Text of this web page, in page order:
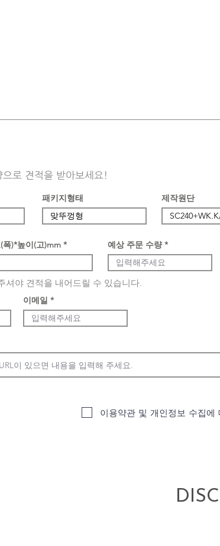
로 견적을 받아보세요!
패키지형태 제작원단
)*높이(고)mm 예상 주문 수량
셔야 견적을 내어드릴 수 있습니다.
이메일
이용약관 및 개인정보 수집에